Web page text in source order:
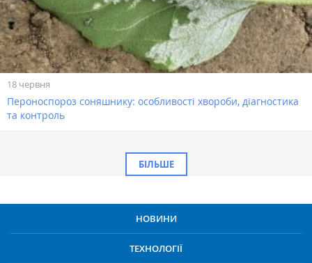
18 червня
Пероноспороз соняшнику: особливості хвороби, діагностика
та контроль
БІЛЬШЕ
НОВИНИ
ТЕХНОЛОГІЇ